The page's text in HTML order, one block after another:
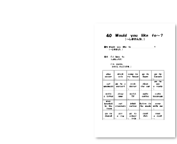
クごとに日本語訳を示してい
生徒がつまずきやすい主語と
は，最新の言語学研究（主語
ット論）に従い，「わたしは
うに中黒点（・）を使って示